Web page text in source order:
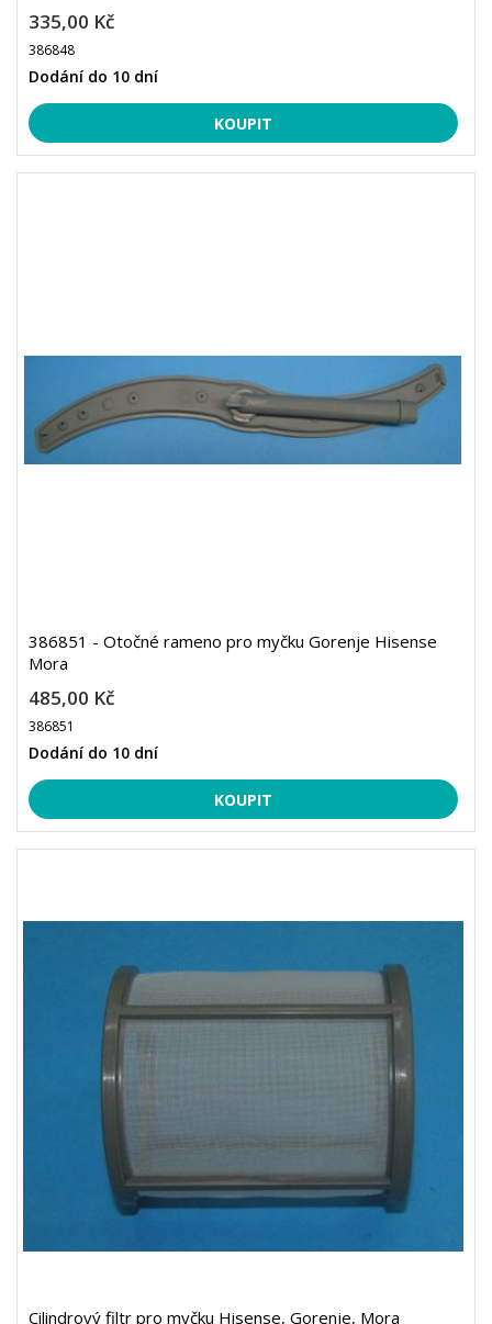
335,00 Kč
386848
Dodání do 10 dní
386851 - Otočné rameno pro myčku Gorenje Hisense
Mora
485,00 Kč
386851
Dodání do 10 dní
Cilindrový filtr pro myčku Hisense, Gorenje, Mora